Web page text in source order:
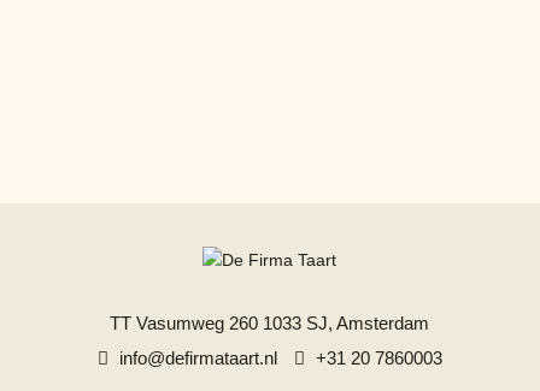
TT Vasumweg 260 1033 SJ, Amsterdam
info@defirmataart.nl
+31 20 7860003